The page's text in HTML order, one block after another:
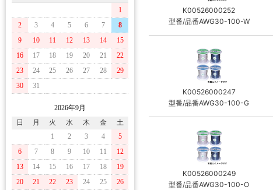
1
2
3 4 5 6 7
8
9
10 11 12 13 14
15
16
17 18 19 20 21
22
23
24 25 26 27 28
29
30
31
2026年9月
日
月 火 水 木 金
土
1
2 3 4
5
6
7 8 9 10 11
12
13
14 15 16 17 18
19
20
21 22 23 24 25
26
K00526000252
型番/品番AWG30-100-W
K00526000247
型番/品番AWG30-100-G
K00526000249
型番/品番AWG30-100-O